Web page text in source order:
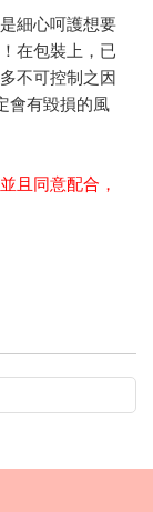
細心呵護想要
在包裝上，已
不可控制之因
會有毀損的風
且同意配合，